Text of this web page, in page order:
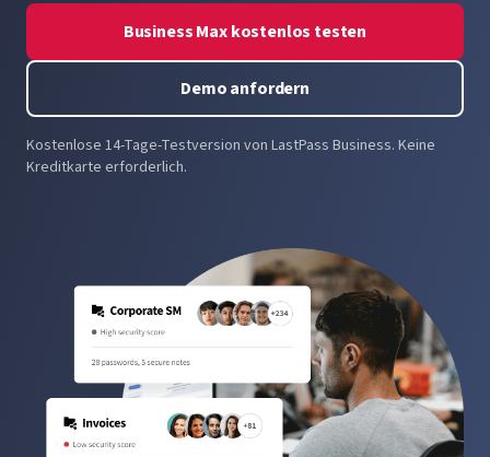
Business Max kostenlos testen
Demo anfordern
Kostenlose 14-Tage-Testversion von LastPass Business. Keine
Kreditkarte erforderlich.